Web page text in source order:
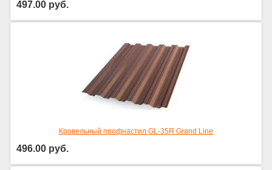
497.00 руб.
Кровельный профнастил GL-35R Grand Line
496.00 руб.